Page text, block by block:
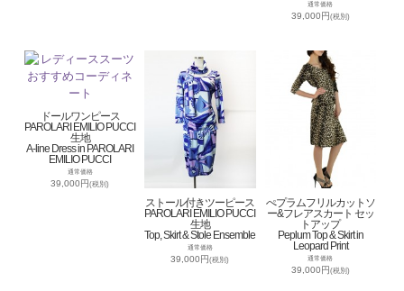
通常価格
39,000円 (税別)
ドールワンピース
PAROLARI EMILIO PUCCI
生地
A-line Dress in PAROLARI
EMILIO PUCCI
通常価格
39,000円(税別)
ストール付きツーピース
PAROLARI EMILIO PUCCI
生地
Top, Skirt & Stole Ensemble
通常価格
39,000円(税別)
ぺプラムフリルカットソ
ー&フレアスカート セッ
トアップ
Peplum Top & Skirt in
Leopard Print
通常価格
39,000円 (税別)